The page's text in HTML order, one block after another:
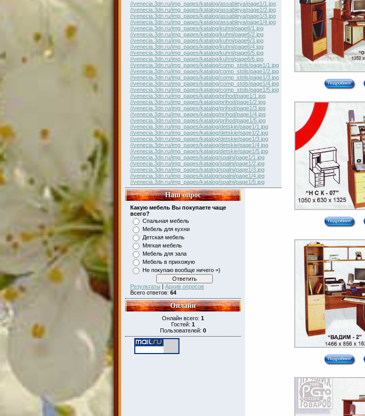
//venecia.3dn.ru/img_pages/katalog/assableya/page1/1.jpg
//venecia.3dn.ru/img_pages/katalog/assableya/page1/2.jpg
//venecia.3dn.ru/img_pages/katalog/assableya/page1/3.jpg
//venecia.3dn.ru/img_pages/katalog/assableya/page1/4.jpg
//venecia.3dn.ru/img_pages/katalog/kuhni/page6/1.jpg
//venecia.3dn.ru/img_pages/katalog/kuhni/page6/2.jpg
//venecia.3dn.ru/img_pages/katalog/kuhni/page6/3.jpg
//venecia.3dn.ru/img_pages/katalog/kuhni/page6/4.jpg
//venecia.3dn.ru/img_pages/katalog/kuhni/page6/5.jpg
//venecia.3dn.ru/img_pages/katalog/kuhni/page6/6.jpg
//venecia.3dn.ru/img_pages/katalog/comp_stols/page1/1.jpg
//venecia.3dn.ru/img_pages/katalog/comp_stols/page1/2.jpg
//venecia.3dn.ru/img_pages/katalog/comp_stols/page1/3.jpg
//venecia.3dn.ru/img_pages/katalog/comp_stols/page1/4.jpg
//venecia.3dn.ru/img_pages/katalog/comp_stols/page1/5.jpg
//venecia.3dn.ru/img_pages/katalog/prihod/page1/1.jpg
//venecia.3dn.ru/img_pages/katalog/prihod/page1/2.jpg
//venecia.3dn.ru/img_pages/katalog/prihod/page1/3.jpg
//venecia.3dn.ru/img_pages/katalog/prihod/page1/4.jpg
//venecia.3dn.ru/img_pages/katalog/prihod/page1/5.jpg
//venecia.3dn.ru/img_pages/katalog/detskie/page1/1.jpg
//venecia.3dn.ru/img_pages/katalog/detskie/page1/2.jpg
//venecia.3dn.ru/img_pages/katalog/detskie/page1/3.jpg
//venecia.3dn.ru/img_pages/katalog/detskie/page1/4.jpg
//venecia.3dn.ru/img_pages/katalog/detskie/page1/5.jpg
//venecia.3dn.ru/img_pages/katalog/spalni/page1/1.jpg
//venecia.3dn.ru/img_pages/katalog/spalni/page1/2.jpg
//venecia.3dn.ru/img_pages/katalog/spalni/page1/3.jpg
//venecia.3dn.ru/img_pages/katalog/spalni/page1/4.jpg
//venecia.3dn.ru/img_pages/katalog/spalni/page1/5.jpg
Наш опрос
Какую мебель Вы покупаете чаще
всего?
Спальная мебель
Мебель для кухни
Детская мебель
Мягкая мебель
Мебель для зала
Мебель в прихожую
Не покупаю вообще ничего =)
Результаты | Архив опросов
Всего ответов: 64
Онлайн
Онлайн всего: 1
Гостей: 1
Пользователей: 0